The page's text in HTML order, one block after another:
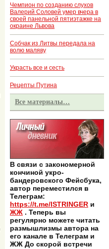
Чемпион по созданию слухов
Валерий Соловей умер вчера в
своей панельной пятиэтажке на
окраине Львова
Собчак из Литвы передала на
волю маляву
Украсть все и сесть
Рецепты Путина
Все материалы…
В связи с закономерной
кончиной укро-
бандеровского Фейсбука,
автор переместился в
Телеграм:
https://t.me/ISTRINGER и
ЖЖ . Теперь вы
регулярно можете читать
размышлизмы автора на
его канале в Телеграм и
ЖЖ До скорой встречи